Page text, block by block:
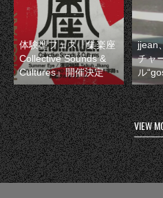
体験型フェス『集楽座
Collective Sounds &
Cultures』開催決定
jjean
チャ
ル
VIEW